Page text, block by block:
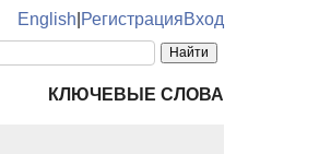
English РегистрацияВход
КЛЮЧЕВЫЕ СЛОВА